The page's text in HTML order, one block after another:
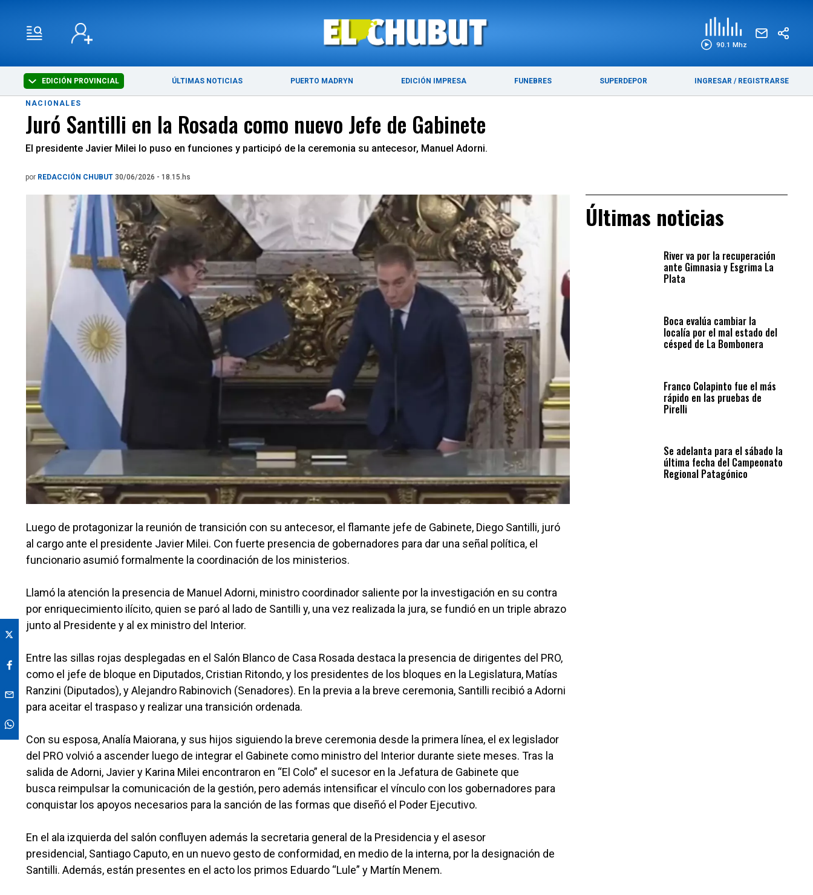
90.1 Mhz
EDICIÓN PROVINCIAL ÚLTIMAS NOTICIAS PUERTO MADRYN EDICIÓN IMPRESA FUNEBRES SUPERDEPOR INGRESAR / REGISTRARSE
ÚLTIMAS NOTICIAS PUERTO MADRYN
NACIONALES
Juró Santilli en la Rosada como nuevo Jefe de Gabinete
El presidente Javier Milei lo puso en funciones y participó de la ceremonia su antecesor, Manuel Adorni.
por REDACCIÓN CHUBUT 30/06/2026 - 18.15.hs
Luego de protagonizar la reunión de transición con su antecesor, el flamante jefe de Gabinete, Diego Santilli, juró
al cargo ante el presidente Javier Milei. Con fuerte presencia de gobernadores para dar una señal política, el
funcionario asumió formalmente la coordinación de los ministerios.
Llamó la atención la presencia de Manuel Adorni, ministro coordinador saliente por la investigación en su contra
por enriquecimiento ilícito, quien se paró al lado de Santilli y, una vez realizada la jura, se fundió en un triple abrazo
junto al Presidente y al ex ministro del Interior.
Entre las sillas rojas desplegadas en el Salón Blanco de Casa Rosada destaca la presencia de dirigentes del PRO,
como el jefe de bloque en Diputados, Cristian Ritondo, y los presidentes de los bloques en la Legislatura, Matías
Ranzini (Diputados), y Alejandro Rabinovich (Senadores). En la previa a la breve ceremonia, Santilli recibió a Adorni
para aceitar el traspaso y realizar una transición ordenada.
Con su esposa, Analía Maiorana, y sus hijos siguiendo la breve ceremonia desde la primera línea, el ex legislador
del PRO volvió a ascender luego de integrar el Gabinete como ministro del Interior durante siete meses. Tras la
salida de Adorni, Javier y Karina Milei encontraron en “El Colo” el sucesor en la Jefatura de Gabinete que
busca reimpulsar la comunicación de la gestión, pero además intensificar el vínculo con los gobernadores para
conquistar los apoyos necesarios para la sanción de las formas que diseñó el Poder Ejecutivo.
En el ala izquierda del salón confluyen además la secretaria general de la Presidencia y el asesor
presidencial, Santiago Caputo, en un nuevo gesto de conformidad, en medio de la interna, por la designación de
Santilli. Además, están presentes en el acto los primos Eduardo “Lule” y Martín Menem.
Últimas noticias
River va por la recuperación
ante Gimnasia y Esgrima La
Plata
Boca evalúa cambiar la
localía por el mal estado del
césped de La Bombonera
Franco Colapinto fue el más
rápido en las pruebas de
Pirelli
Se adelanta para el sábado la
última fecha del Campeonato
Regional Patagónico